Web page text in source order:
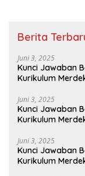
Berita
Juni 3, 2025
Kunci Jawaban
Kurikulum
Juni 3, 2025
Kunci Jawaban
Kurikulum
Juni 3, 2025
Kunci Jawaban
Kurikulum